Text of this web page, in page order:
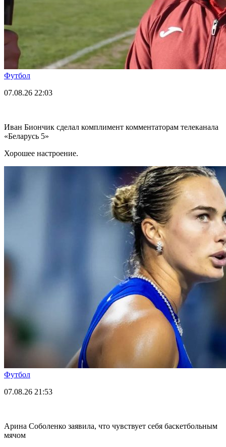
Футбол
07.08.26 22:03
Иван Биончик сделал комплимент комментаторам телеканала
«Беларусь 5»
Хорошее настроение.
Футбол
07.08.26 21:53
Арина Соболенко заявила, что чувствует себя баскетбольным
мячом